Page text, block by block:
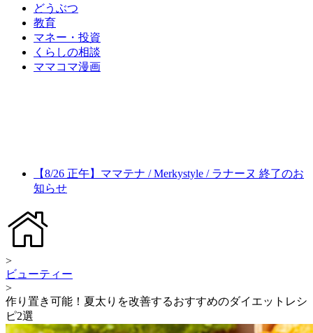
どうぶつ
教育
マネー・投資
くらしの相談
ママコマ漫画
【8/26 正午】ママテナ / Merkystyle / ラナーヌ 終了のお
知らせ
>
ビューティー
>
作り置き可能！夏太りを改善するおすすめのダイエットレシ
ピ2選